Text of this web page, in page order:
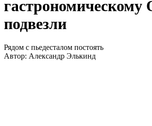
подвезли
Рядом с пьедесталом постоять
Автор: Александр Элькинд